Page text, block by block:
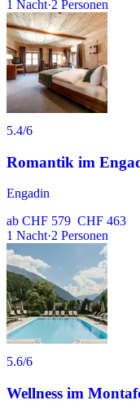
1 Nacht·2 Personen
5.4/6
Romantik im
Engadin
ab CHF 579 CHF 463
1 Nacht·2 Personen
5.6/6
Wellness im